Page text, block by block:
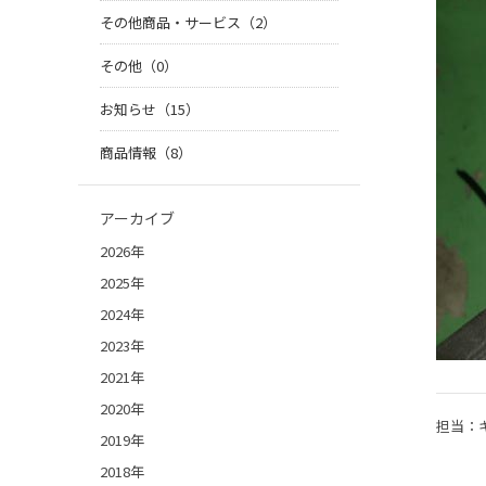
担当：
その他商品・サービス（2）
その他（0）
お知らせ（15）
商品情報（8）
アーカイブ
2026年
2025年
2024年
2023年
2021年
2020年
2019年
2018年